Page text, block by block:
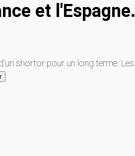
et l'Espagne.
shortor pour un long terme. Les